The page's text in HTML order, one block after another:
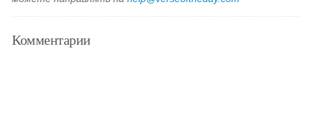
Комментарии